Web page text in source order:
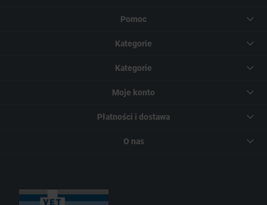
Pomoc
Kategorie
Kategorie
Moje konto
Płatności i dostawa
O nas